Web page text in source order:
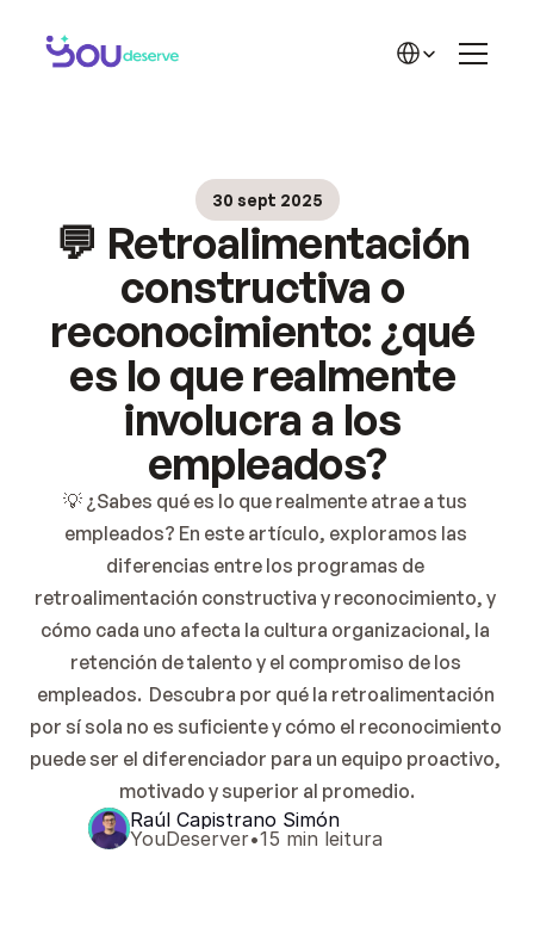
Reconocimiento
🏆 Cases de Sucesso
Acerca de YD
Materiales YD
Carrera
Precios 2
Contacto
30 sept 2025
💬 Retroalimentación
constructiva o
reconocimiento: ¿qué
es lo que realmente
involucra a los
empleados?
💡 ¿Sabes qué es lo que realmente atrae a tus
empleados? En este artículo, exploramos las
diferencias entre los programas de
retroalimentación constructiva y reconocimiento, y
cómo cada uno afecta la cultura organizacional, la
retención de talento y el compromiso de los
empleados.  Descubra por qué la retroalimentación
por sí sola no es suficiente y cómo el reconocimiento
puede ser el diferenciador para un equipo proactivo,
motivado y superior al promedio.
Raúl Capistrano Simón
YouDeserver•15 min leitura